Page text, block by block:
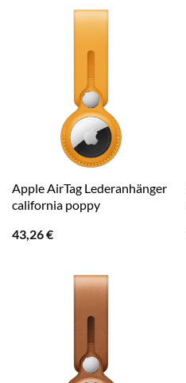
Apple AirTag Lederanhänger
california poppy
43,26€